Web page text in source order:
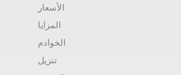
الأسعار
المزايا
الخوادم
تنزيل